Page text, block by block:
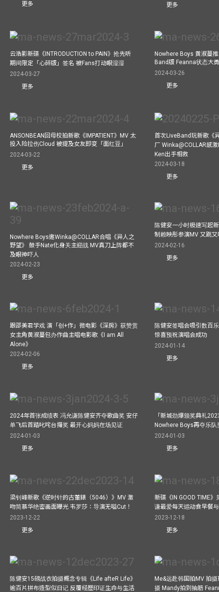
更多
更多
云浩影新碟《INTRODUCTION to PAIN》抢先听
期间限定「心碎版」签名 被Fans打动眼湿湿
2024-03-27
更多
Nowhere Boys 黄淑蔓
Band版 Feanna状态大
2024-03-26
更多
ANSONBEAN回母校拍新歌《IMPATIENT》MV 太
投入险拉伤Cloud 被提及女友即变「面红豆」
2024-03-22
更多
首次LiveBand玩新歌《
厂 Winka@COLLAR感
Ken出手相救
2024-03-18
更多
Nowhere Boys邀Winka@COLLAR合唱《异人之
野望》 鼓手Nate化身关主迎战 MV真刀上阵都不
及眼神吓人
2024-02-23
更多
陈健安一小时极速写起
制赖映彤参演MV 又跳
2024-02-16
更多
跟邵美君学戏 演「创+作」微电影《深房》获赞赏
女主角黄淑蔓包办作曲主唱电影歌《I am All
Alone》
2024-02-06
更多
陈健安签唱会吸引数百
惊喜预祝演唱会成功
2024-01-14
更多
2024年首张成绩表 冯允谦陈健安齐夺歌曲奖 安仔
单飞后首踏叱咤台攞奖 最开心妈妈在场见证
2024-01-03
更多
「新城劲爆颁奖典礼
Nowhere Boys再夺乐
2024-01-03
更多
梁钊峰新歌《逆时针的古董錶（5046）》MV 激
吻简慕华绝密画面曝光 韦罗莎：导演无嗌Cut！
2023-12-22
更多
新碟《IN GOOD TIME
谦最爱每天运动食早餐
2023-12-18
更多
陈健安15磅战衣拍摄概念专辑《Life afteR Life》
逾百片拼布造型似日记 反覆经歷印证生命与生活
Me&远赴韩国拍MV 拍
摄 Mandy拍到抽筋